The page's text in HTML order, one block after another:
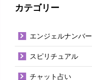
カテゴリー
エンジェルナンバー
スピリチュアル
チャット占い